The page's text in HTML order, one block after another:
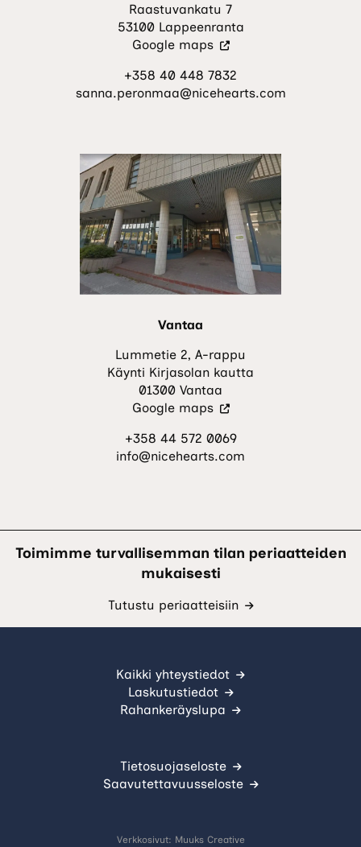
Raastuvankatu 7
53100 Lappeenranta
Google maps(Vieraile
sivustolla.
Linkki
välilehteen.)
+358 40 448 7832
sanna.peronmaa@nicehearts.com
Vantaa
Lummetie 2, A-rappu
Käynti Kirjasolan kautta
01300 Vantaa
Google maps(Vieraile
sivustolla.
Linkki
+358 44 572 0069
info@nicehearts.com
Toimimme turvallisemman tilan periaatteiden
mukaisesti
Tutustu periaatteisiin
Kaikki yhteystiedot
Laskutustiedot
Rahankeräyslupa
Tietosuojaseloste
Saavutettavuusseloste
Verkkosivut: Muuks Creative